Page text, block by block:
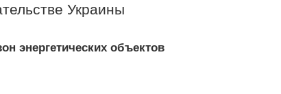
Украины
энергетических объектов